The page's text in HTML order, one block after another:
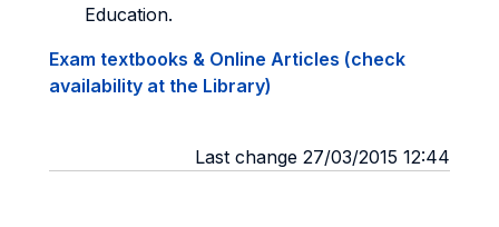
Education.
Exam textbooks & Online Articles (check
availability at the Library)
Last change 27/03/2015 12:44